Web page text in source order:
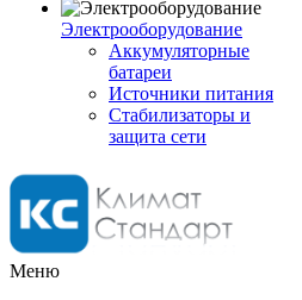
Электрооборудование
Аккумуляторные
батареи
Источники питания
Стабилизаторы и
защита сети
Меню